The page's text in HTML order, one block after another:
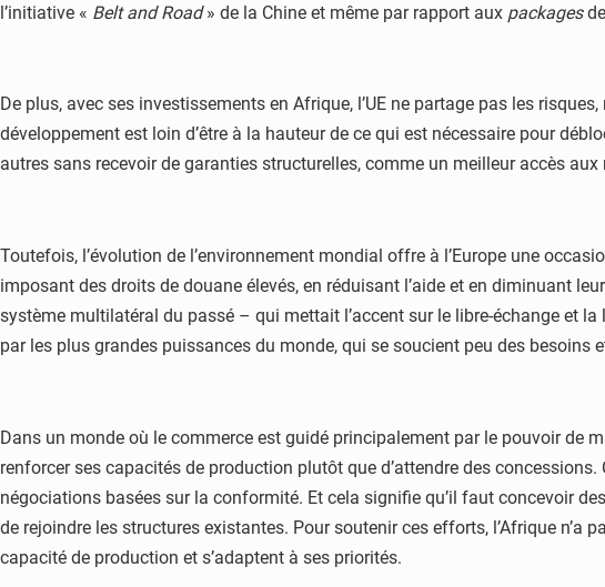
l’initiative « Belt and Road» de la Chine et même par rapport aux packages
De plus, avec ses investissements en Afrique, l’UE ne partage pas les
développement est loin d’être à la hauteur de ce qui est nécessaire pour
autres sans recevoir de garanties structurelles, comme un meilleur accès
Toutefois, l’évolution de l’environnement mondial offre à l’Europe une
imposant des droits de douane élevés, en réduisant l’aide et en diminuant
système multilatéral du passé – qui mettait l’accent sur le libre-échange et
par les plus grandes puissances du monde, qui se soucient peu des besoins
Dans un monde où le commerce est guidé principalement par le pouvoir de
renforcer ses capacités de production plutôt que d’attendre des
négociations basées sur la conformité. Et cela signifie qu’il faut concevoir
de rejoindre les structures existantes. Pour soutenir ces efforts, l’Afrique
capacité de production et s’adaptent à ses priorités.